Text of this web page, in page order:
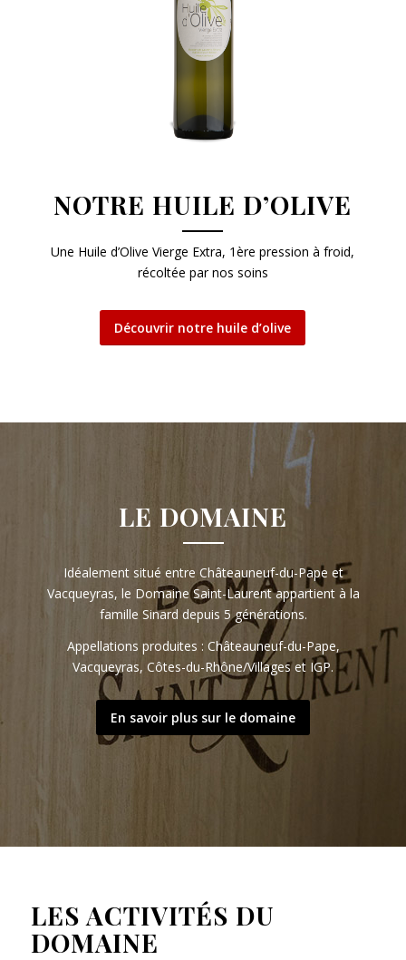
NOTRE HUILE D’OLIVE
Une Huile d’Olive Vierge Extra, 1ère pression à froid,
récoltée par nos soins
Découvrir notre huile d’olive
LE DOMAINE
Idéalement situé entre Châteauneuf-du-Pape et
Vacqueyras, le Domaine Saint-Laurent appartient à la
famille Sinard depuis 5 générations.
Appellations produites : Châteauneuf-du-Pape,
Vacqueyras, Côtes-du-Rhône/Villages et IGP.
En savoir plus sur le domaine
LES ACTIVITÉS DU
DOMAINE